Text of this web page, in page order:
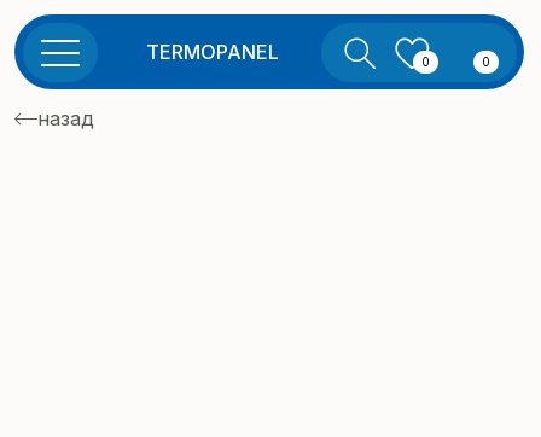
0
TERMOPANEL
назад